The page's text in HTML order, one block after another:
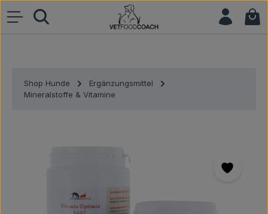
Zum Hauptinhalt springen
Shop Hunde
Ergänzungsmittel
Mineralstoffe & Vitamine